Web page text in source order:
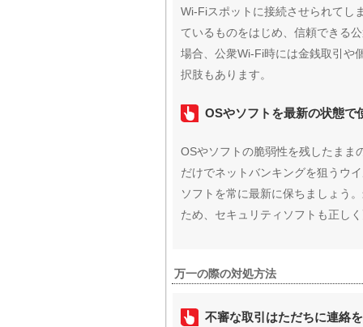
Wi-Fiスポットに接続させられてし
ているものをはじめ、信頼できる
場合、公衆Wi-Fi時には金銭取引や
択肢もあります。
OSやソフトを最新の状態で
OSやソフトの脆弱性を残したまま
だけでネットバンキングを狙うウ
ソフトを常に最新に保ちましょう
ため、セキュリティソフトも正し
万一の際の対処方法
不審な取引はただちに連絡を